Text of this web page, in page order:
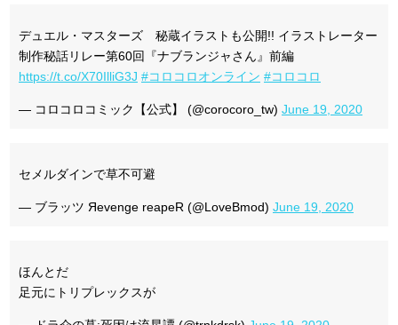
デュエル・マスターズ 秘蔵イラストも公開!! イラストレーター
制作秘話リレー第60回『ナブランジャさん』前編
https://t.co/X70IlliG3J #コロコロオンライン #コロコロ
— コロコロコミック【公式】 (@corocoro_tw) June 19, 2020
セメルダインで草不可避
— ブラッツ Яevenge reapeR (@LoveBmod) June 19, 2020
ほんとだ
足元にトリプレックスが